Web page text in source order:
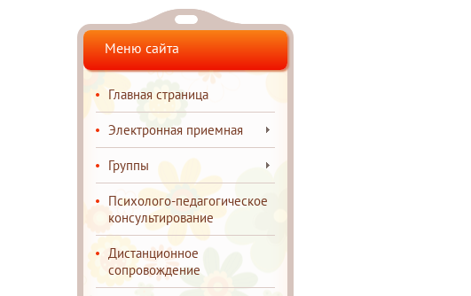
Меню сайта
Главная страница
Электронная приемная
Группы
Психолого-педагогическое
консультирование
Дистанционное
сопровождение